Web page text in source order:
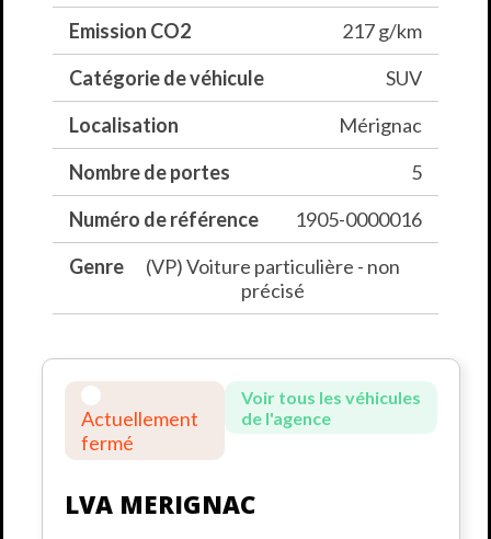
Emission CO2
217 g/km
Catégorie de véhicule
SUV
Localisation
Mérignac
Nombre de portes
5
Numéro de référence
1905-0000016
Genre
(VP) Voiture particulière - non
précisé
Actuellement
fermé
Voir tous les véhicules
de l'agence
LVA MERIGNAC